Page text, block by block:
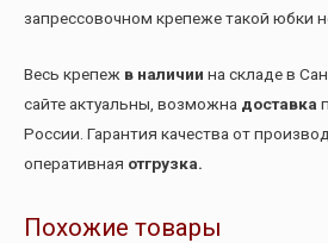
запрессовочном крепеже такой юбки
Весь крепеж в наличии на складе в
сайте актуальны, возможна доставка
России. Гарантия качества от
оперативная отгрузка.
Похожие товары